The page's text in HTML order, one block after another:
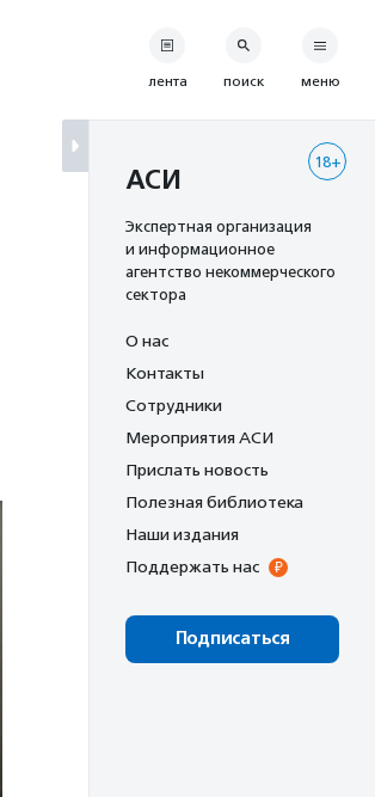
лента поиск меню
18+
АСИ
Экспертная организация
и информационное
агентство некоммерческого
сектора
О нас
Контакты
Сотрудники
Мероприятия АСИ
Прислать новость
Полезная библиотека
Наши издания
Поддержать нас
Подписаться